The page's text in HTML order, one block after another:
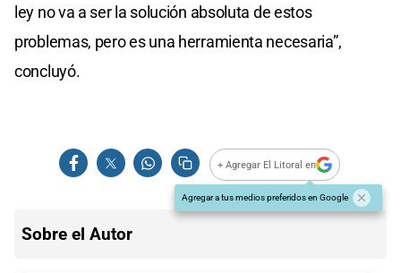
ley no va a ser la solución absoluta de estos
problemas, pero es una herramienta necesaria”,
concluyó.
+ Agregar El Litoral en
Agregar a tus medios preferidos en Google
Sobre el Autor